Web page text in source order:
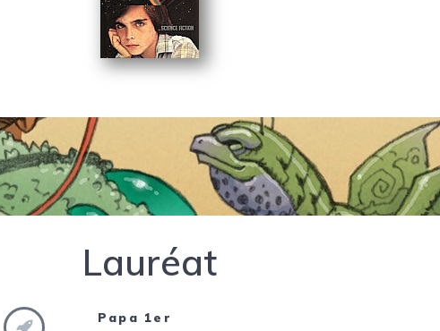
Lauréat
Papa 1er